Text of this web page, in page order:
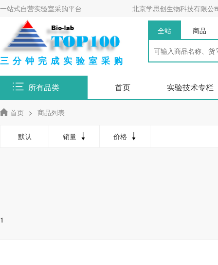
一站式自营实验室采购平台 北京学思创生物科技有限公
三分钟完成实验室采购
全站 商品
所有品类 首页 实验技术专栏
首页 > 商品列表
默认 销量 价格
1